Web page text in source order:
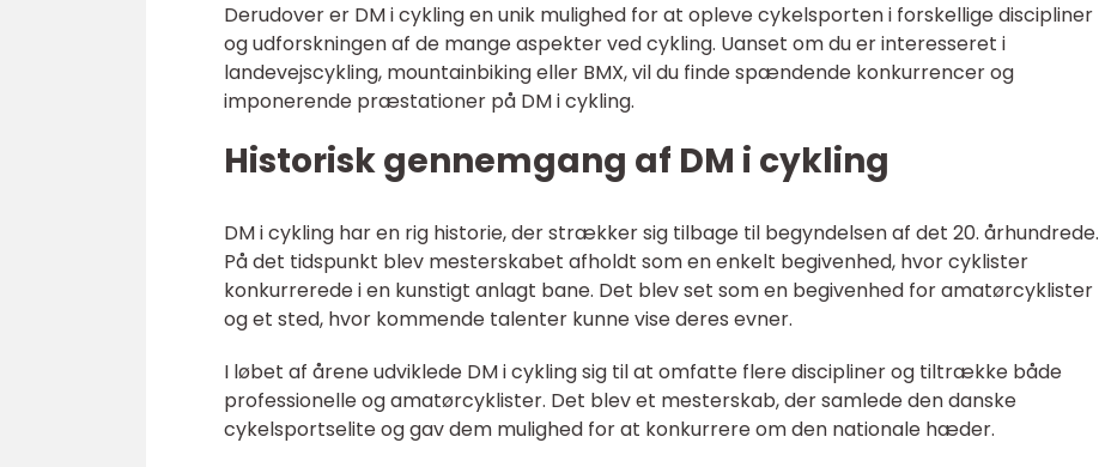
Derudover er DM i cykling en unik mulighed for at opleve cykelsporten i forskellige discipliner
og udforskningen af de mange aspekter ved cykling. Uanset om du er interesseret i
landevejscykling, mountainbiking eller BMX, vil du finde spændende konkurrencer og
imponerende præstationer på DM i cykling.
Historisk gennemgang af DM i cykling
DM i cykling har en rig historie, der strækker sig tilbage til begyndelsen af det 20. århundrede.
På det tidspunkt blev mesterskabet afholdt som en enkelt begivenhed, hvor cyklister
konkurrerede i en kunstigt anlagt bane. Det blev set som en begivenhed for amatørcyklister
og et sted, hvor kommende talenter kunne vise deres evner.
I løbet af årene udviklede DM i cykling sig til at omfatte flere discipliner og tiltrække både
professionelle og amatørcyklister. Det blev et mesterskab, der samlede den danske
cykelsportselite og gav dem mulighed for at konkurrere om den nationale hæder.